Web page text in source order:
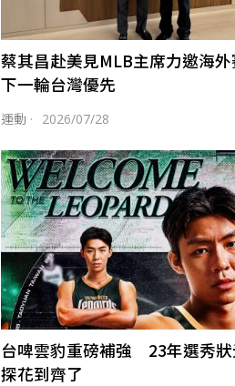
蔡其昌赴美見MLB主席力邀海
下一輪台灣優先
運動 · 2026/07/28
台啤雲豹重磅補強 23年選秀狀
探花到齊了